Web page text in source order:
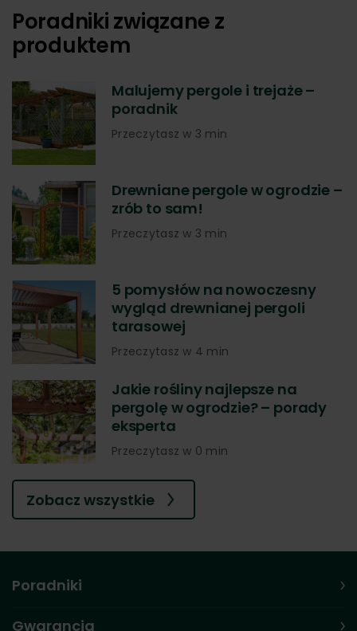
Poradniki związane z
produktem
Malujemy pergole i trejaże –
poradnik
Przeczytasz w 3 min
Drewniane pergole w ogrodzie –
zrób to sam!
Przeczytasz w 3 min
5 pomysłów na nowoczesny
wygląd drewnianej pergoli
tarasowej
Przeczytasz w 4 min
Jakie rośliny najlepsze na
pergolę w ogrodzie? – porady
eksperta
Przeczytasz w 0 min
Zobacz wszystkie
Poradniki
Gwarancja